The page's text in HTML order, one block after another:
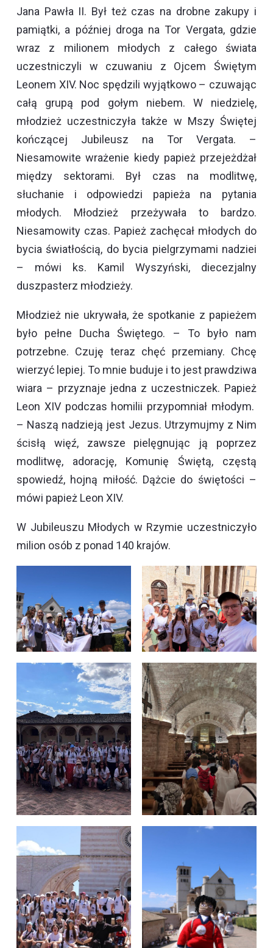
Jana Pawła II. Był też czas na drobne zakupy i
pamiątki, a później droga na Tor Vergata, gdzie
wraz z milionem młodych z całego świata
uczestniczyli w czuwaniu z Ojcem Świętym
Leonem XIV. Noc spędzili wyjątkowo – czuwając
całą grupą pod gołym niebem. W niedzielę,
młodzież uczestniczyła także w Mszy Świętej
kończącej Jubileusz na Tor Vergata. –
Niesamowite wrażenie kiedy papież przejeżdżał
między sektorami. Był czas na modlitwę,
słuchanie i odpowiedzi papieża na pytania
młodych. Młodzież przeżywała to bardzo.
Niesamowity czas. Papież zachęcał młodych do
bycia światłością, do bycia pielgrzymami nadziei
– mówi ks. Kamil Wyszyński, diecezjalny
duszpasterz młodzieży.
Młodzież nie ukrywała, że spotkanie z papieżem
było pełne Ducha Świętego. – To było nam
potrzebne. Czuję teraz chęć przemiany. Chcę
wierzyć lepiej. To mnie buduje i to jest prawdziwa
wiara – przyznaje jedna z uczestniczek. Papież
Leon XIV podczas homilii przypomniał młodym.
– Naszą nadzieją jest Jezus. Utrzymujmy z Nim
ścisłą więź, zawsze pielęgnując ją poprzez
modlitwę, adorację, Komunię Świętą, częstą
spowiedź, hojną miłość. Dążcie do świętości –
mówi papież Leon XIV.
W Jubileuszu Młodych w Rzymie uczestniczyło
milion osób z ponad 140 krajów.